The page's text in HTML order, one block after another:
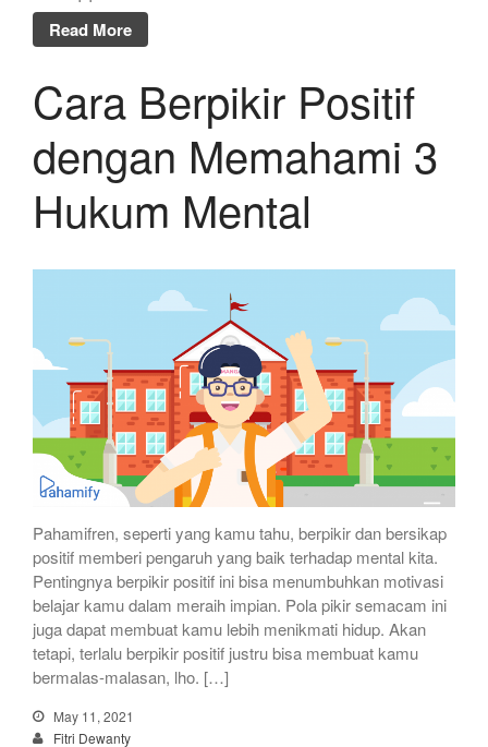
Read More
Cara Berpikir Positif
dengan Memahami 3
Hukum Mental
Pahamifren, seperti yang kamu tahu, berpikir dan bersikap
positif memberi pengaruh yang baik terhadap mental kita.
Pentingnya berpikir positif ini bisa menumbuhkan motivasi
belajar kamu dalam meraih impian. Pola pikir semacam ini
juga dapat membuat kamu lebih menikmati hidup. Akan
tetapi, terlalu berpikir positif justru bisa membuat kamu
bermalas-malasan, lho. […]
May 11, 2021
Fitri Dewanty